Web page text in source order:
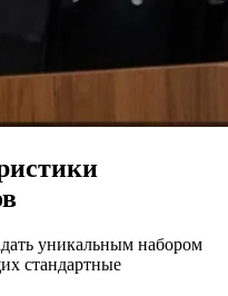
уникальным набором
стандартные